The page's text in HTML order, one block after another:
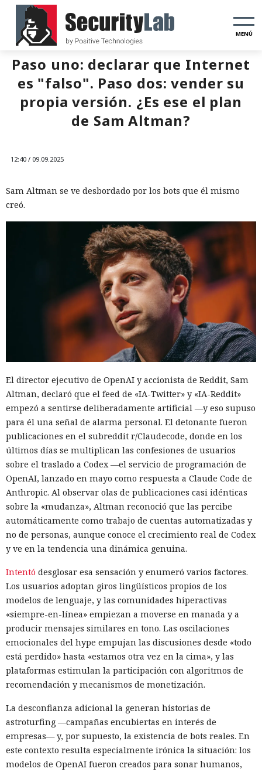
MENÚ
Paso uno: declarar que Internet
es "falso". Paso dos: vender su
propia versión. ¿Es ese el plan
de Sam Altman?
12:40 / 09.09.2025
Sam Altman se ve desbordado por los bots que él mismo
creó.
El director ejecutivo de OpenAI y accionista de Reddit, Sam
Altman, declaró que el feed de «IA-Twitter» y «IA-Reddit»
empezó a sentirse deliberadamente artificial —y eso supuso
para él una señal de alarma personal. El detonante fueron
publicaciones en el subreddit r/Claudecode, donde en los
últimos días se multiplican las confesiones de usuarios
sobre el traslado a Codex —el servicio de programación de
OpenAI, lanzado en mayo como respuesta a Claude Code de
Anthropic. Al observar olas de publicaciones casi idénticas
sobre la «mudanza», Altman reconoció que las percibe
automáticamente como trabajo de cuentas automatizadas y
no de personas, aunque conoce el crecimiento real de Codex
y ve en la tendencia una dinámica genuina.
Intentó desglosar esa sensación y enumeró varios factores.
Los usuarios adoptan giros lingüísticos propios de los
modelos de lenguaje, y las comunidades hiperactivas
«siempre-en-línea» empiezan a moverse en manada y a
producir mensajes similares en tono. Las oscilaciones
emocionales del hype empujan las discusiones desde «todo
está perdido» hasta «estamos otra vez en la cima», y las
plataformas estimulan la participación con algoritmos de
recomendación y mecanismos de monetización.
La desconfianza adicional la generan historias de
astroturfing —campañas encubiertas en interés de
empresas— y, por supuesto, la existencia de bots reales. En
este contexto resulta especialmente irónica la situación: los
modelos de OpenAI fueron creados para sonar humanos,